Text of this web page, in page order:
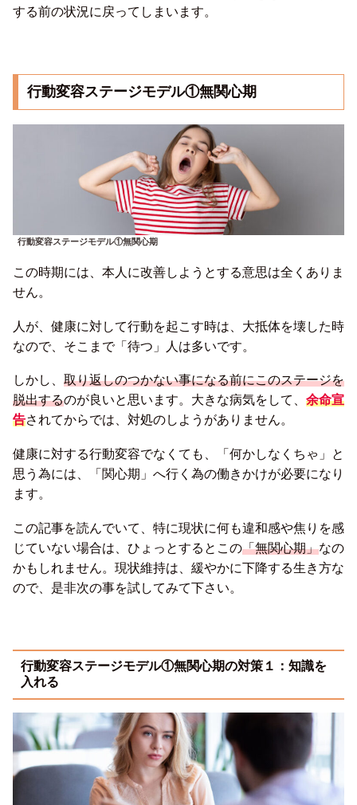
する前の状況に戻ってしまいます。
行動変容ステージモデル①無関心期
行動変容ステージモデル①無関心期
この時期には、本人に改善しようとする意思は全くありま
せん。
人が、健康に対して行動を起こす時は、大抵体を壊した時
なので、そこまで「待つ」人は多いです。
しかし、 取り返しのつかない事になる前にこのステージを
脱出するのが良いと思います。大きな病気をして、 余命宣
告されてからでは、対処のしようがありません。
健康に対する行動変容でなくても、「何かしなくちゃ」と
思う為には、「関心期」へ行く為の働きかけが必要になり
ます。
この記事を読んでいて、特に現状に何も違和感や焦りを感
じていない場合は、ひょっとするとこの「無関心期」なの
かもしれません。現状維持は、緩やかに下降する生き方な
ので、是非次の事を試してみて下さい。
行動変容ステージモデル①無関心期の対策１：知識を
入れる